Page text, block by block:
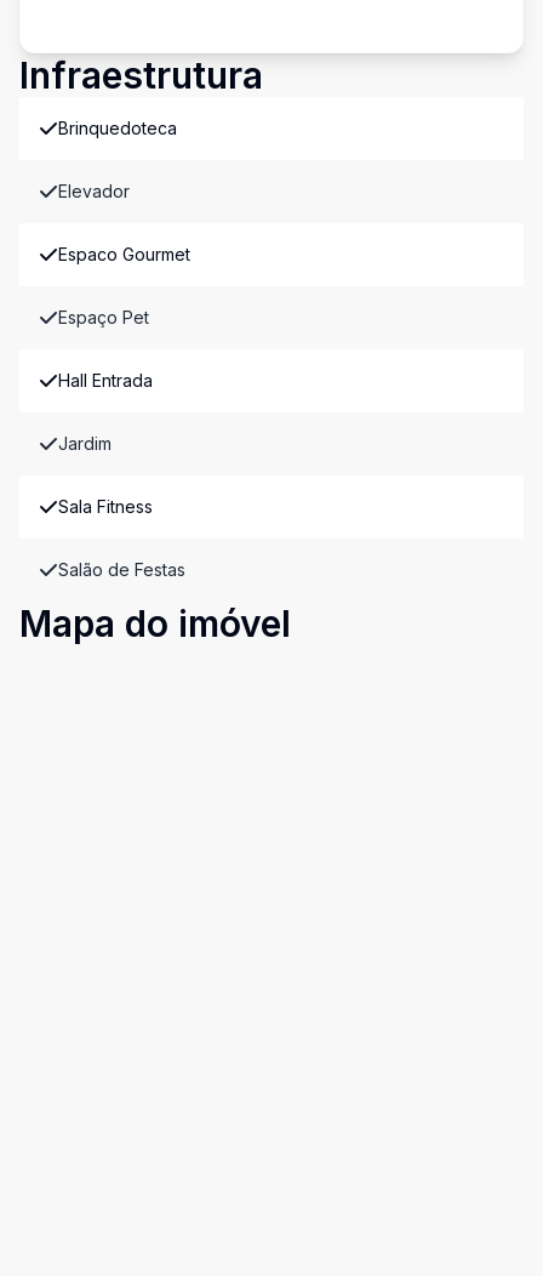
Infraestrutura
Brinquedoteca
Elevador
Espaco Gourmet
Espaço Pet
Hall Entrada
Jardim
Sala Fitness
Salão de Festas
Mapa do imóvel